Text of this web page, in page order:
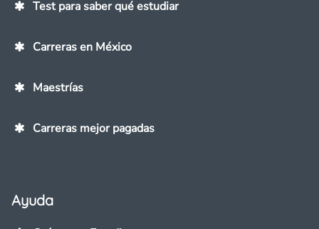
Test para saber qué estudiar
Carreras en México
Maestrías
Carreras mejor pagadas
Ayuda